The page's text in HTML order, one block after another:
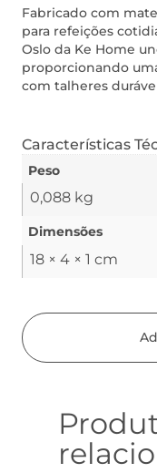
Fabricado com
para refeições
Oslo da Ke Home
proporcionando
com talheres
Características
Peso
0,088 kg
Dimensões
18 × 4 × 1 cm